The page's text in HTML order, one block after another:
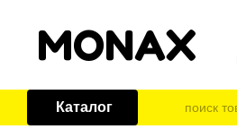
Каталог